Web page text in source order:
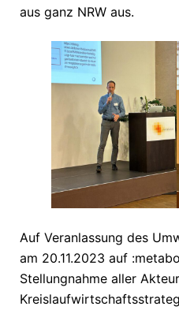
aus ganz NRW aus.
Auf Veranlassung des
am 20.11.2023 auf
Stellungnahme aller